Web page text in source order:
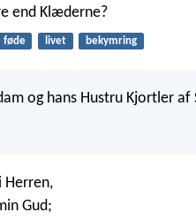
end Klæderne?
føde livet bekymring
og hans Hustru Kjortler
Herren,
Gud;